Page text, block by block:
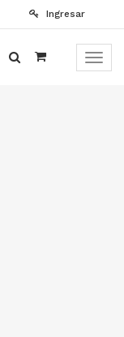
Ingresar
Menú